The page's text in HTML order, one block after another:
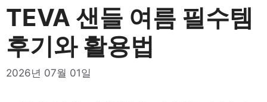
너
기
TEVA 샌들 여름 필수템
후기와 활용법
2026년 07월 01일